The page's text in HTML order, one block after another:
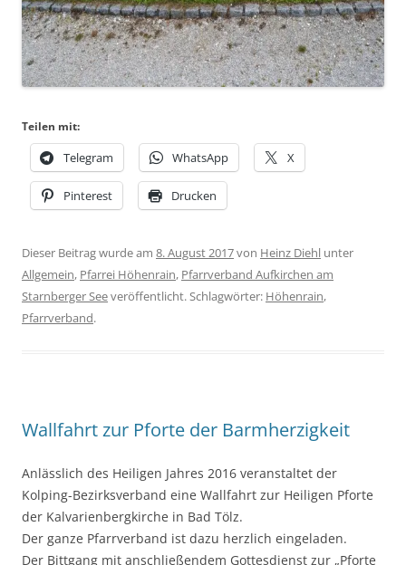
Teilen mit:
Telegram WhatsApp X
Pinterest Drucken
Dieser Beitrag wurde am 8. August 2017von Heinz Diehl unter
Allgemein, Pfarrei Höhenrain, Pfarrverband Aufkirchen am
Starnberger Seeveröffentlicht. Schlagwörter: Höhenrain,
Pfarrverband.
Wallfahrt zur Pforte der Barmherzigkeit
Anlässlich des Heiligen Jahres 2016 veranstaltet der
Kolping-Bezirksverband eine Wallfahrt zur Heiligen Pforte
der Kalvarienbergkirche in Bad Tölz.
Der ganze Pfarrverband ist dazu herzlich eingeladen.
Der Bittgang mit anschließendem Gottesdienst zur „Pforte